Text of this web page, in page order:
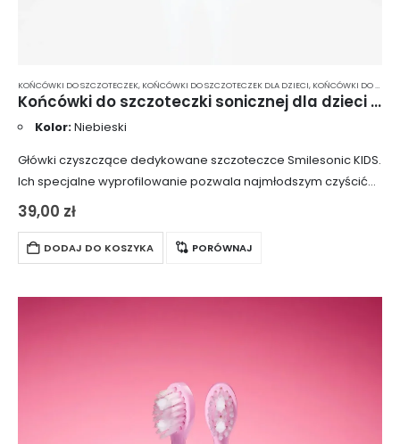
KOŃCÓWKI DO SZCZOTECZEK, KOŃCÓWKI DO SZCZOTECZEK DLA DZIECI, KOŃCÓWKI DO SZCZOTECZKI SONICZNEJ
Końcówki do szczoteczki sonicznej dla dzieci Smilesonic Kids – 2 szt.
Kolor:Niebieski
Główki czyszczące dedykowane szczoteczce Smilesonic KIDS.
Ich specjalne wyprofilowanie pozwala najmłodszym czyścić
ząbki w sposób skuteczny i bezinwazyjny. Charakteryzują się
miękkimi włóknami, które…
39,00 zł
DODAJ DO KOSZYKA PORÓWNAJ